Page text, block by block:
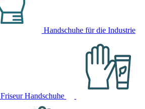
Handschuhe für die Industrie
Friseur Handschuhe